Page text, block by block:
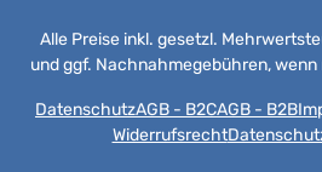
Alle Preise inkl. gesetzl.
und ggf. Nachnahmegebühren,
DatenschutzAGB - B2CAGB - B2B
Widerrufsrecht